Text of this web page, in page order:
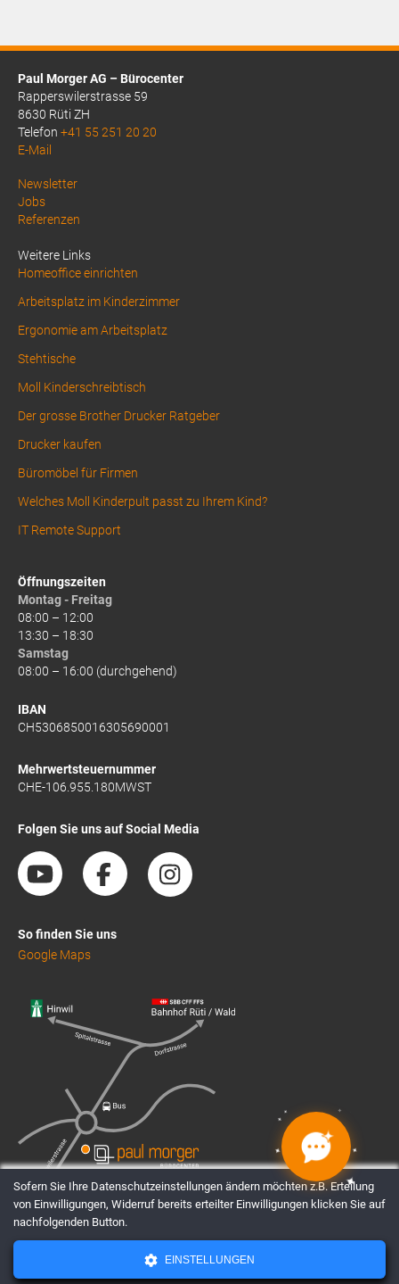
Paul Morger AG – Bürocenter
Rapperswilerstrasse 59
8630 Rüti ZH
Telefon +41 55 251 20 20
E-Mail
Above
Footer
Newsletter
Jobs
Referenzen
Weitere Links
Homeoffice einrichten
Arbeitsplatz im Kinderzimmer
Ergonomie am Arbeitsplatz
Stehtische
Moll Kinderschreibtisch
Der grosse Brother Drucker Ratgeber
Drucker kaufen
Büromöbel für Firmen
Welches Moll Kinderpult passt zu Ihrem Kind?
IT Remote Support
Öffnungszeiten
Montag - Freitag
08:00 – 12:00
13:30 – 18:30
Samstag
08:00 – 16:00 (durchgehend)
IBAN
CH5306850016305690001
Mehrwertsteuernummer
CHE-106.955.180MWST
Folgen Sie uns auf Social Media
So finden Sie uns
Google Maps
Impressum
✦
✦
✦
✦
✦
✦
Sofern Sie Ihre Datenschutzeinstellungen ändern möchten z.B. Erteilung
von Einwilligungen, Widerruf bereits erteilter Einwilligungen klicken Sie auf
nachfolgenden Button.
EINSTELLUNGEN